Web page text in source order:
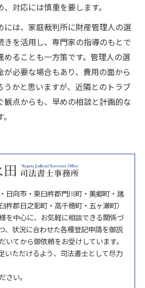
対応には慎重を要します。
には、家庭裁判所に財産管理人の選
きを活用し、専門家の指導のもとで
めることも一方策です。管理人の選
が必要な場合もあり、費用の面から
うかと思いますが、近隣とのトラブ
観点からも、早めの相談と計画的な
日向市・東臼杵郡門川町・美郷町・諸
杵郡日之影町・高千穂町・五ヶ瀬町）
を中心に、お気軽に相談できる関係づ
、状況に合わせた各種登記申請を御説
いてから御依頼をお受けしています。
いただけるよう、司法書士として尽力
さい。